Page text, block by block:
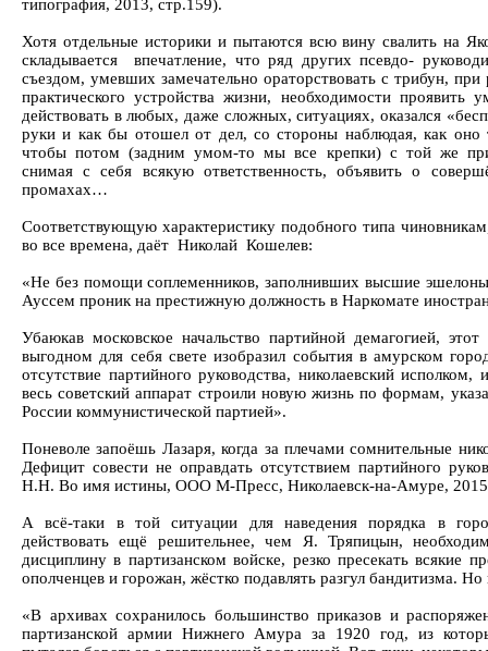
типография, 2013, стр.159).
Хотя отдельные историки и пытаются всю вину свалить на
складывается впечатление, что ряд других псевдо-
съездом, умевших замечательно ораторствовать с трибун,
практического устройства жизни, необходимости проявить
действовать в любых, даже сложных, ситуациях, оказался
руки и как бы отошел от дел, со стороны наблюдая, как оно
чтобы потом (задним умом-то мы все крепки) с той же
снимая с себя всякую ответственность, объявить о
промахах…
Соответствующую характеристику подобного типа
во все времена, даёт Николай Кошелев:
«Не без помощи соплеменников, заполнивших высшие эшелоны
Ауссем проник на престижную должность в Наркомате
Убаюкав московское начальство партийной демагогией, этот
выгодном для себя свете изобразил события в амурском
отсутствие партийного руководства, николаевский
весь советский аппарат строили новую жизнь по формам,
России коммунистической партией».
Поневоле запоёшь Лазаря, когда за плечами сомнительные
Дефицит совести не оправдать отсутствием партийного
Н.Н. Во имя истины, ООО М-Пресс, Николаевск-на-Амуре,
А всё-таки в той ситуации для наведения порядка в
действовать ещё решительнее, чем Я. Тряпицын,
дисциплину в партизанском войске, резко пресекать всякие
ополченцев и горожан, жёстко подавлять разгул бандитизма.
«В архивах сохранилось большинство приказов и
партизанской армии Нижнего Амура за 1920 год, из